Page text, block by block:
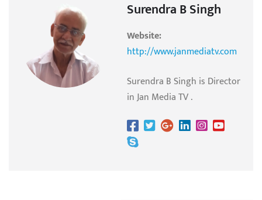
Surendra B Singh
Website:
http://www.janmediatv.com
Surendra B Singh is Director
in Jan Media TV .